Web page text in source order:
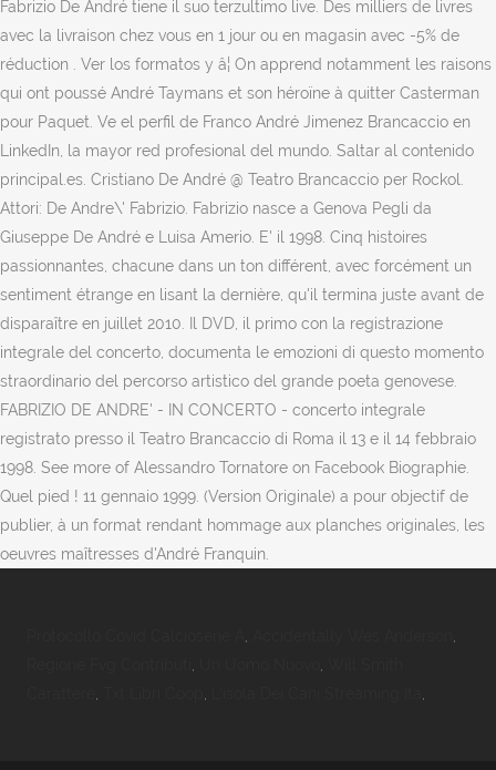
Fabrizio De André tiene il suo terzultimo live. Des milliers de livres
avec la livraison chez vous en 1 jour ou en magasin avec -5% de
réduction . Ver los formatos y â¦ On apprend notamment les raisons
qui ont poussé André Taymans et son héroïne à quitter Casterman
pour Paquet. Ve el perfil de Franco André Jimenez Brancaccio en
LinkedIn, la mayor red profesional del mundo. Saltar al contenido
principal.es. Cristiano De André @ Teatro Brancaccio per Rockol.
Attori: De Andre\' Fabrizio. Fabrizio nasce a Genova Pegli da
Giuseppe De André e Luisa Amerio. E' il 1998. Cinq histoires
passionnantes, chacune dans un ton différent, avec forcément un
sentiment étrange en lisant la dernière, qu'il termina juste avant de
disparaître en juillet 2010. Il DVD, il primo con la registrazione
integrale del concerto, documenta le emozioni di questo momento
straordinario del percorso artistico del grande poeta genovese.
FABRIZIO DE ANDRE' - IN CONCERTO - concerto integrale
registrato presso il Teatro Brancaccio di Roma il 13 e il 14 febbraio
1998. See more of Alessandro Tornatore on Facebook Biographie.
Quel pied ! 11 gennaio 1999. (Version Originale) a pour objectif de
publier, à un format rendant hommage aux planches originales, les
oeuvres maîtresses d'André Franquin.